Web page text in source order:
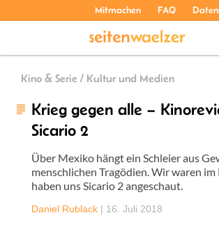
Mitmachen FAQ
THEMEN
PODCASTS
ÜBER UNS
Kino & Serie / Kultur und Medien
Krieg gegen alle –
Sicario 2
Über Mexiko hängt ein Schleier aus
menschlichen Tragödien. Wir waren im
haben uns Sicario 2 angeschaut.
Daniel Rublack | 16. Juli 2018